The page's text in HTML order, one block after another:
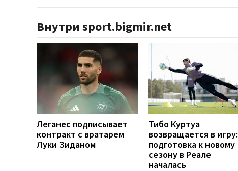
Внутри sport.bigmir.net
Леганес подписывает
контракт с вратарем
Луки Зиданом
Тибо Куртуа
возвращается в игру:
подготовка к новому
сезону в Реале
началась